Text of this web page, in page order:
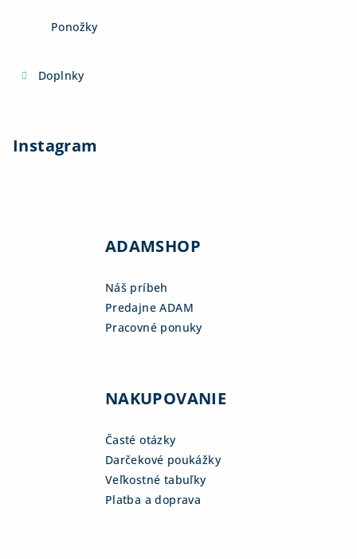
Ponožky
Doplnky
Instagram
ADAMSHOP
Náš príbeh
Predajne ADAM
Pracovné ponuky
NAKUPOVANIE
Časté otázky
Darčekové poukážky
Veľkostné tabuľky
Platba a doprava